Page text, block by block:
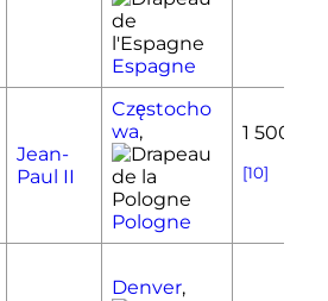
Espagne
Jean-
Paul II
Częstocho
wa,
Pologne
1 500
[10]
Denver,